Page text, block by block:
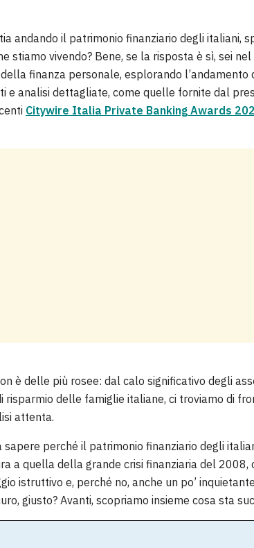
andando il patrimonio finanziario degli italiani,
stiamo vivendo? Bene, se la risposta è sì, sei nel
finanza personale, esplorando l’andamento
e analisi dettagliate, come quelle fornite dal
Citywire Italia Private Banking Awards
è delle più rosee: dal calo significativo degli
risparmio delle famiglie italiane, ci troviamo di
attenta.
sapere perché il patrimonio finanziario degli
a quella della grande crisi finanziaria del 2008,
istruttivo e, perché no, anche un po’
giusto? Avanti, scopriamo insieme cosa sta